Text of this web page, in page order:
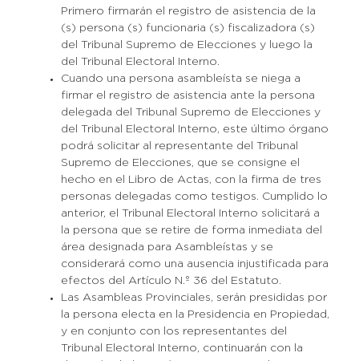
Primero firmarán el registro de asistencia de la
(s) persona (s) funcionaria (s) fiscalizadora (s)
del Tribunal Supremo de Elecciones y luego la
del Tribunal Electoral Interno.
Cuando una persona asambleísta se niega a
firmar el registro de asistencia ante la persona
delegada del Tribunal Supremo de Elecciones y
del Tribunal Electoral Interno, este último órgano
podrá solicitar al representante del Tribunal
Supremo de Elecciones, que se consigne el
hecho en el Libro de Actas, con la firma de tres
personas delegadas como testigos. Cumplido lo
anterior, el Tribunal Electoral Interno solicitará a
la persona que se retire de forma inmediata del
área designada para Asambleístas y se
considerará como una ausencia injustificada para
efectos del Artículo N.º 36 del Estatuto.
Las Asambleas Provinciales, serán presididas por
la persona electa en la Presidencia en Propiedad,
y en conjunto con los representantes del
Tribunal Electoral Interno, continuarán con la
Donaciones
Contacto